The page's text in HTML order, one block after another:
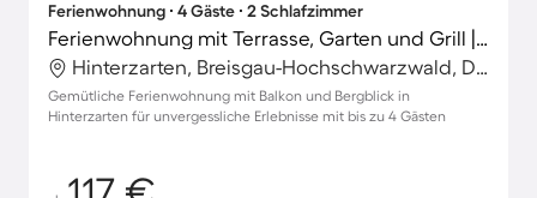
Ferienwohnung ∙ 4 Gäste ∙ 2 Schlafzimmer
Ferienwohnung mit Terrasse, Garten und Grill | Bergblick
Hinterzarten, Breisgau-Hochschwarzwald, Deutschland
Gemütliche Ferienwohnung mit Balkon und Bergblick in
Hinterzarten für unvergessliche Erlebnisse mit bis zu 4 Gästen